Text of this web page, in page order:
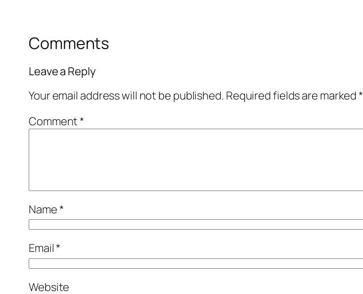
Comments
Leave a Reply
Your email address will not be published. Required fields are marked*
Comment*
Name*
Email*
Website